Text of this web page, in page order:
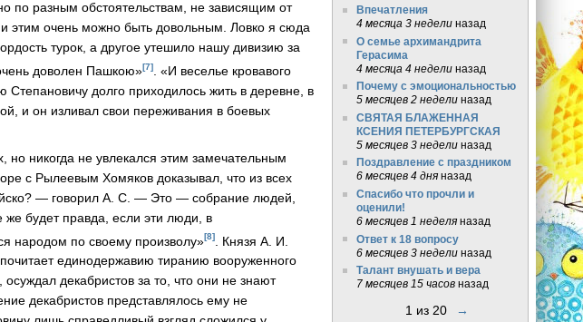
по разным обстоятельствам, не зависящим от
этим очень можно быть довольным. Ловко я сюда
турок, а другое утешило нашу дивизию за
доволен Пашкою»[7]
. «И веселье кровавого
долго приходилось жить в деревне, в
и он изливал свои переживания в боевых
никогда не увлекался этим замечательным
с Рылеевым Хомяков доказывал, что из всех
— говорил А. С. — Это — собрание людей,
же будет правда, если эти люди, в
народом по своему произволу»[8]
. Князя А. И.
единодержавию тиранию вооруженного
декабристов за то, что они не знают
декабристов представлялось ему не
Впечатления
4 месяца 3 неделиназад
О семье архимандрита
Герасима
4 месяца 4 неделиназад
Почему с эмоциональностью
5 месяцев 2 неделиназад
СВЯТАЯ БЛАЖЕННАЯ
КСЕНИЯ ПЕТЕРБУРГСКАЯ
5 месяцев 3 неделиназад
Поздравление с праздником
6 месяцев 4 дняназад
Спасибо что прочли и
оценили!
6 месяцев 1 неделяназад
Ответ к 18 вопросу
6 месяцев 3 неделиназад
Талант внушать и вера
7 месяцев 15 часовназад
1 из 20 →